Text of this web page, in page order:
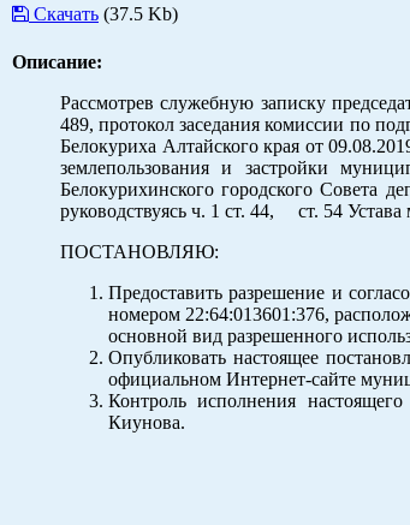
Скачать (37.5 Kb)
Описание:
Рассмотрев служебную записку
489, протокол заседания комиссии по
Белокуриха Алтайского края от
землепользования и застройки
Белокурихинского городского Совета
руководствуясь ч. 1 ст. 44, ст. 54
ПОСТАНОВЛЯЮ:
Предоставить разрешение и
номером 22:64:013601:376,
основной вид разрешенного
Опубликовать настоящее
официальном Интернет-сайте
Контроль исполнения
Киунова.